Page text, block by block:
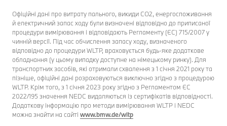
Офіційні дані про витрату пального, викиди CO2, енергоспоживання
й електричний запас ходу були визначені відповідно до приписаної
процедури вимірювання і відповідають Регламенту (ЄС) 715/2007 у
чинній версії. Під час обчислення запасу ходу, визначеного
відповідно до процедури WLTP, враховується будь-яке додаткове
обладнання (у цьому випадку доступне на німецькому ринку). Для
транспортних засобів, які отримали схвалення з 1 січня 2021 року та
пізніше, офіційні дані розраховуються виключно згідно з процедурою
WLTP. Крім того, з 1 січня 2023 року згідно з Регламентом ЄС
2022/195 значення NEDC видаляються із сертифікатів відповідності.
Додаткову інформацію про методи вимірювання WLTP і NEDC
можна знайти на сайті www.bmw.de/wltp